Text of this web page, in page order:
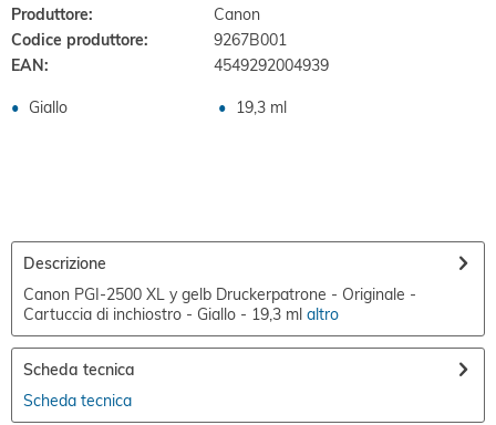
Produttore:
Canon
Codice produttore:
9267B001
EAN:
4549292004939
Giallo 19,3 ml
Descrizione
Canon PGI-2500 XL y gelb Druckerpatrone - Originale -
Cartuccia di inchiostro - Giallo - 19,3 ml altro
Scheda tecnica
Scheda tecnica